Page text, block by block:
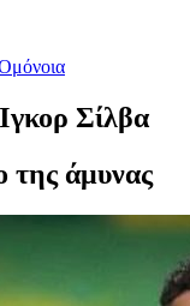
Σίλβα
της άμυνας